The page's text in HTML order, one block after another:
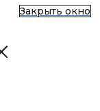
Закрыть окно